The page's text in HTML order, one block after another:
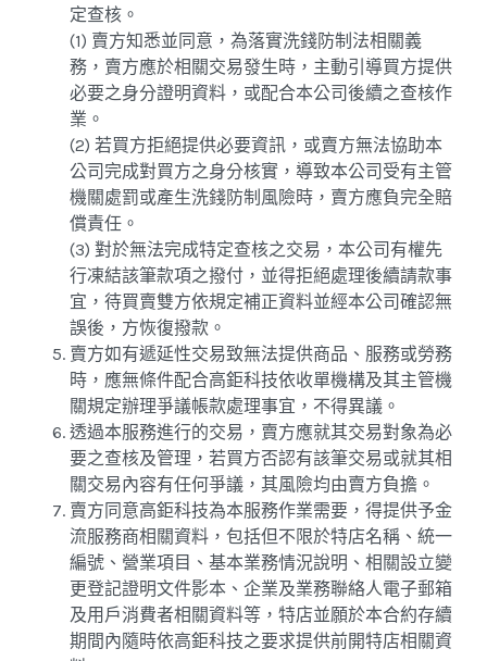
定查核。
(1) 賣方知悉並同意，為落實洗錢防制法相關義
務，賣方應於相關交易發生時，主動引導買方提供
必要之身分證明資料，或配合本公司後續之查核作
業。
(2) 若買方拒絕提供必要資訊，或賣方無法協助本
公司完成對買方之身分核實，導致本公司受有主管
機關處罰或產生洗錢防制風險時，賣方應負完全賠
償責任。
(3) 對於無法完成特定查核之交易，本公司有權先
行凍結該筆款項之撥付，並得拒絕處理後續請款事
宜，待買賣雙方依規定補正資料並經本公司確認無
誤後，方恢復撥款。
賣方如有遞延性交易致無法提供商品、服務或勞務
時，應無條件配合高鉅科技依收單機構及其主管機
關規定辦理爭議帳款處理事宜，不得異議。
透過本服務進行的交易，賣方應就其交易對象為必
要之查核及管理，若買方否認有該筆交易或就其相
關交易內容有任何爭議，其風險均由賣方負擔。
賣方同意高鉅科技為本服務作業需要，得提供予金
流服務商相關資料，包括但不限於特店名稱、統一
編號、營業項目、基本業務情況說明、相關設立變
更登記證明文件影本、企業及業務聯絡人電子郵箱
及用戶消費者相關資料等，特店並願於本合約存續
期間內隨時依高鉅科技之要求提供前開特店相關資